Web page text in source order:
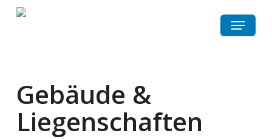
Skip
Menu
Gebäude &
Liegenschaften